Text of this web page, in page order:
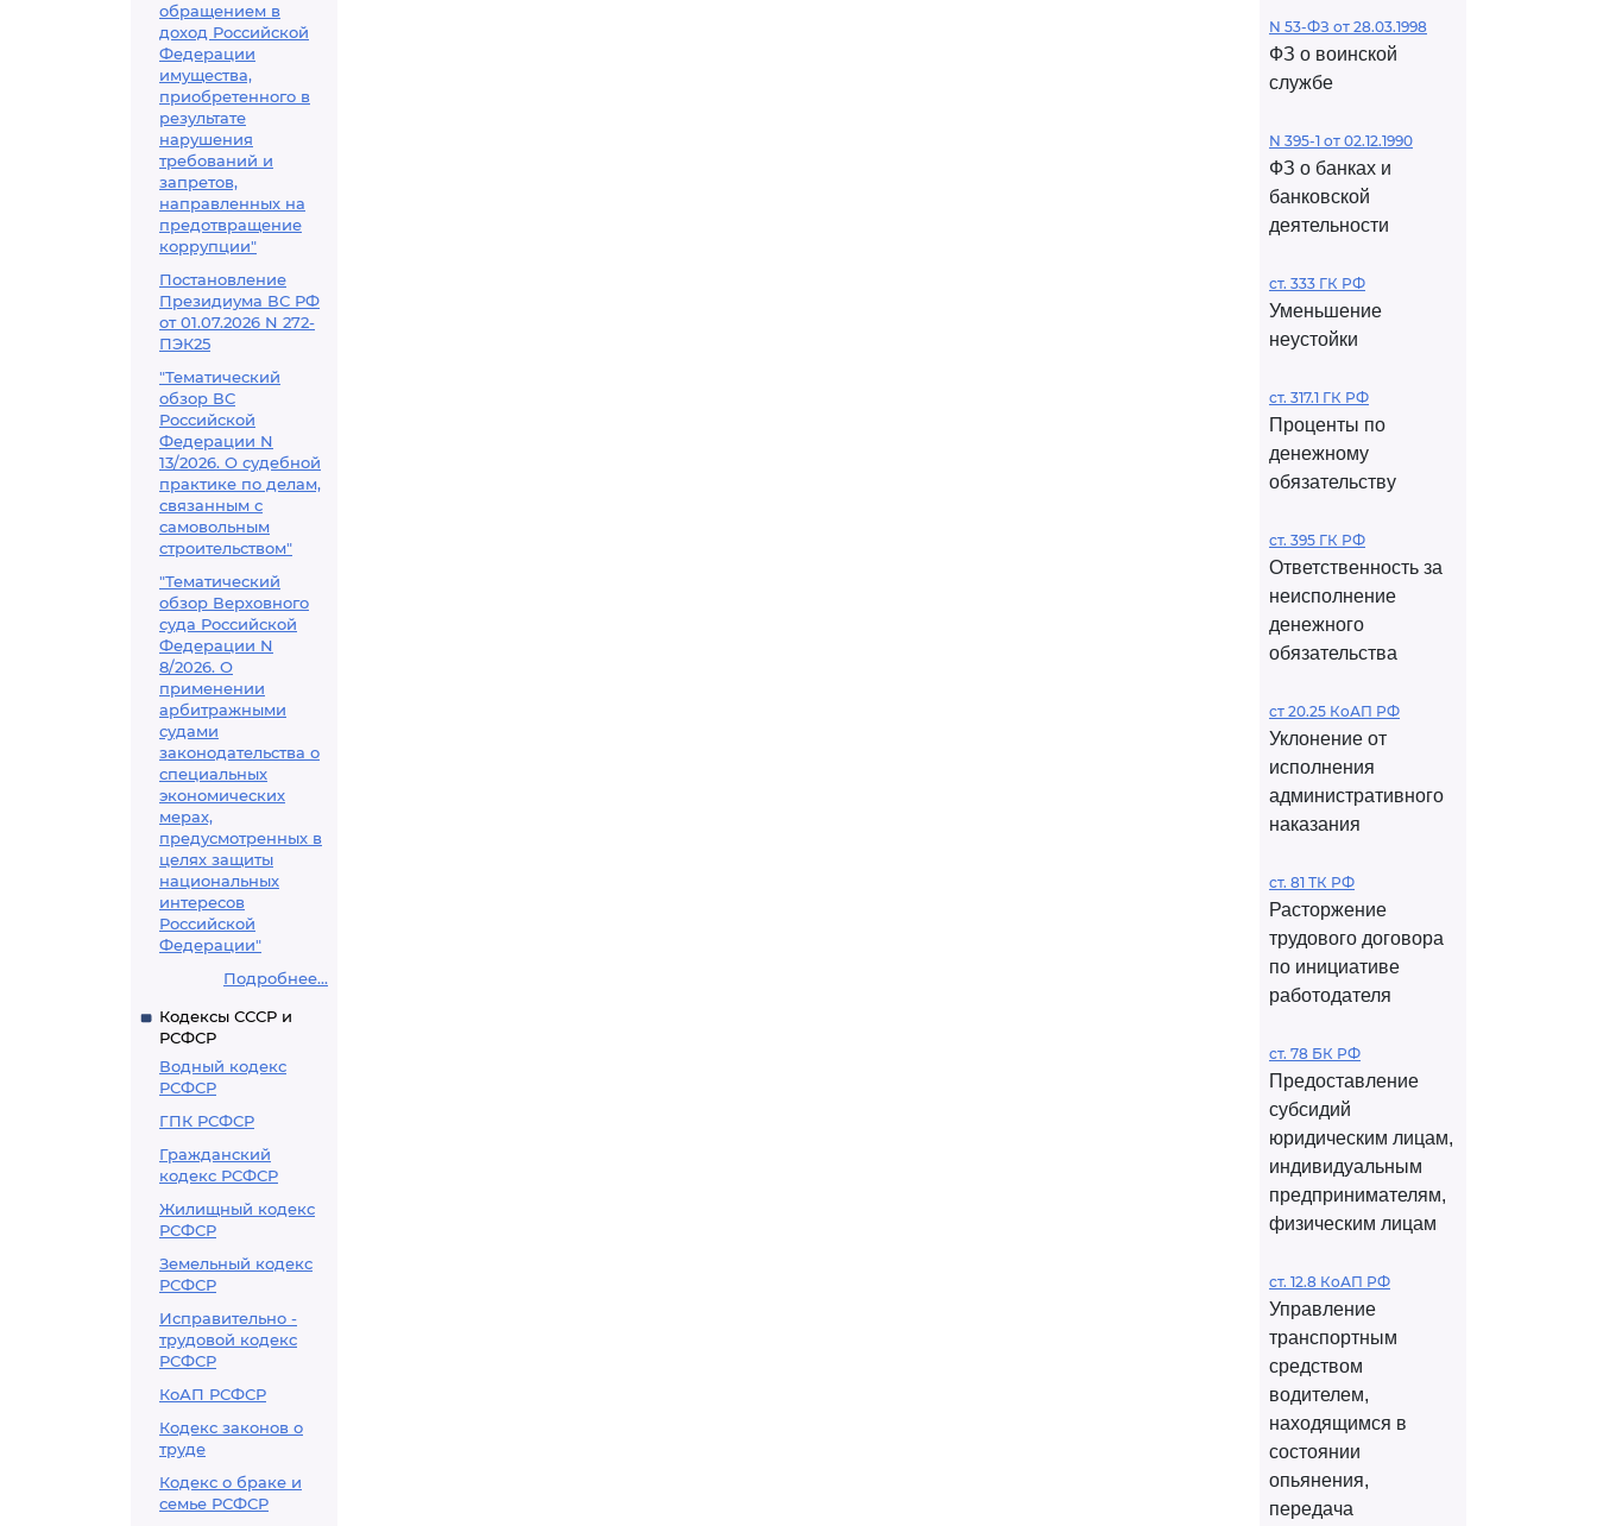
обращением в
доход Российской
Федерации
имущества,
приобретенного в
результате
нарушения
требований и
запретов,
направленных на
предотвращение
коррупции"
Постановление
Президиума ВС РФ
от 01.07.2026 N 272-
ПЭК25
"Тематический
обзор ВС
Российской
Федерации N
13/2026. О судебной
практике по делам,
связанным с
самовольным
строительством"
"Тематический
обзор Верховного
суда Российской
Федерации N
8/2026. О
применении
арбитражными
судами
законодательства о
специальных
экономических
мерах,
предусмотренных в
целях защиты
национальных
интересов
Российской
Федерации"
Подробнее...
Кодексы СССР и
РСФСР
Водный кодекс
РСФСР
ГПК РСФСР
Гражданский
кодекс РСФСР
Жилищный кодекс
РСФСР
Земельный кодекс
РСФСР
Исправительно -
трудовой кодекс
РСФСР
КоАП РСФСР
Кодекс законов о
труде
Кодекс о браке и
семье РСФСР
N 53-ФЗ от 28.03.1998
ФЗ о воинской
службе
N 395-1 от 02.12.1990
ФЗ о банках и
банковской
деятельности
ст. 333 ГК РФ
Уменьшение
неустойки
ст. 317.1 ГК РФ
Проценты по
денежному
обязательству
ст. 395 ГК РФ
Ответственность за
неисполнение
денежного
обязательства
ст 20.25 КоАП РФ
Уклонение от
исполнения
административного
наказания
ст. 81 ТК РФ
Расторжение
трудового договора
по инициативе
работодателя
ст. 78 БК РФ
Предоставление
субсидий
юридическим лицам,
индивидуальным
предпринимателям,
физическим лицам
ст. 12.8 КоАП РФ
Управление
транспортным
средством
водителем,
находящимся в
состоянии
опьянения,
передача